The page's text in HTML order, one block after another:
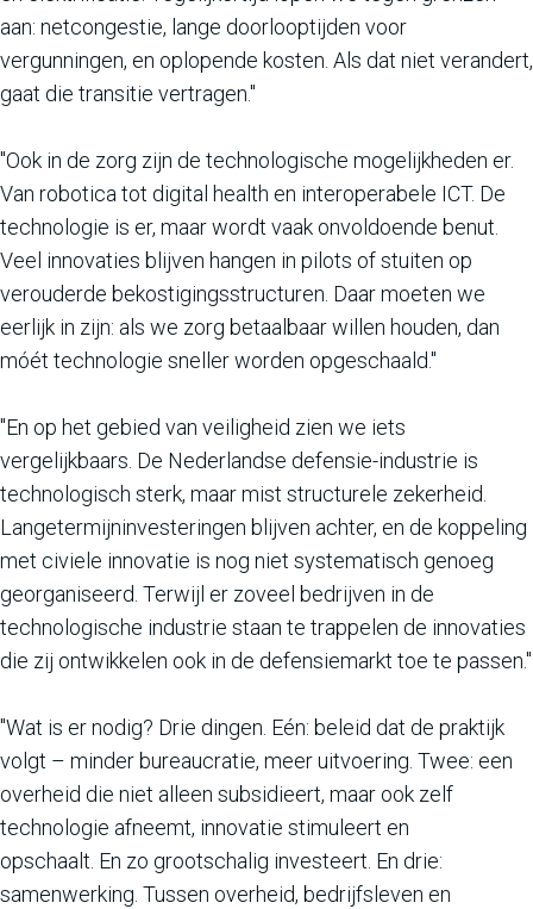
aan: netcongestie, lange doorlooptijden voor
vergunningen, en oplopende kosten. Als dat niet verandert,
gaat die transitie vertragen."
"Ook in de zorg zijn de technologische mogelijkheden er.
Van robotica tot digital health en interoperabele ICT. De
technologie is er, maar wordt vaak onvoldoende benut.
Veel innovaties blijven hangen in pilots of stuiten op
verouderde bekostigingsstructuren. Daar moeten we
eerlijk in zijn: als we zorg betaalbaar willen houden, dan
móét technologie sneller worden opgeschaald."
"En op het gebied van veiligheid zien we iets
vergelijkbaars. De Nederlandse defensie-industrie is
technologisch sterk, maar mist structurele zekerheid.
Langetermijninvesteringen blijven achter, en de koppeling
met civiele innovatie is nog niet systematisch genoeg
georganiseerd. Terwijl er zoveel bedrijven in de
technologische industrie staan te trappelen de innovaties
die zij ontwikkelen ook in de defensiemarkt toe te passen."
"Wat is er nodig? Drie dingen. Eén: beleid dat de praktijk
volgt – minder bureaucratie, meer uitvoering. Twee: een
overheid die niet alleen subsidieert, maar ook zelf
technologie afneemt, innovatie stimuleert en
opschaalt. En zo grootschalig investeert. En drie:
samenwerking. Tussen overheid, bedrijfsleven en